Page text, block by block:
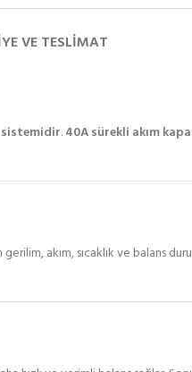
VE TESLIMAT
sistemidir.40A sürekli akım
akım, sıcaklık ve balans